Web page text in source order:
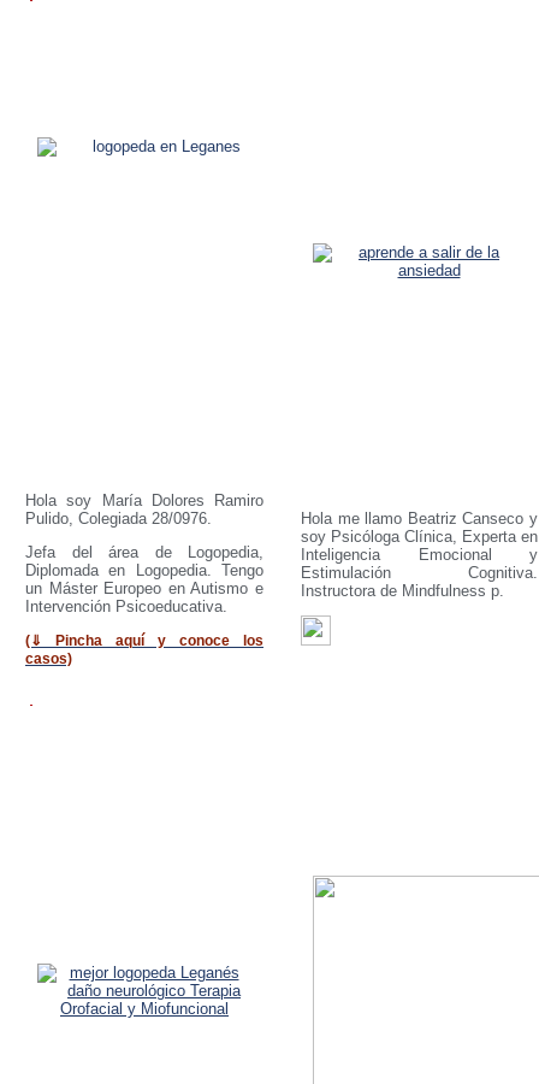
Hola soy María Dolores Ramiro
Pulido, Colegiada 28/0976.
Jefa del área de Logopedia,
Diplomada en Logopedia. Tengo
un Máster Europeo en Autismo e
Intervención Psicoeducativa.
(⇓ Pincha aquí y conoce los
casos)
Hola me llamo Beatriz Canseco y
soy Psicóloga Clínica, Experta en
Inteligencia Emocional y
Estimulación Cognitiva.
Instructora de Mindfulness p.